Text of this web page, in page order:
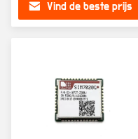
Vind de beste prijs